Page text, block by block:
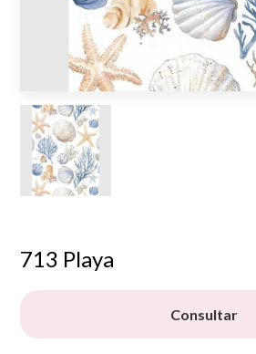
713 Playa
Consultar